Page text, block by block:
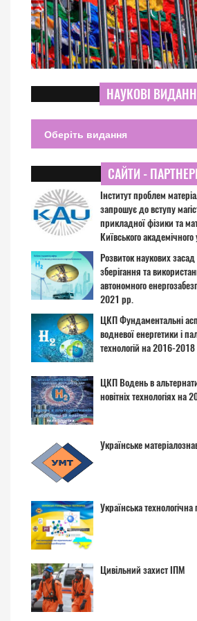
НАУКОВІ
САЙТИ -
Інститут проблем
запрошує до вступу
прикладної фізики та
Київського
Розвиток наукових
зберігання та
автономного
2021 рр.
ЦКП Фундаментальні
водневої енергетики і
технологій на 2016-
ЦКП Водень в
новітніх технологіях на
Українське
Українська
Цивільний захист ІПМ